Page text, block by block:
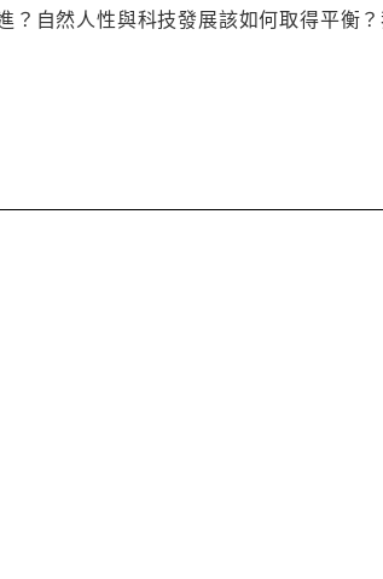
？自然人性與科技發展該如何取得平衡